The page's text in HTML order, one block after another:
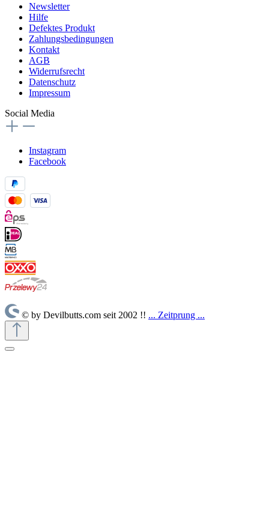
Newsletter
Hilfe
Defektes Produkt
Zahlungsbedingungen
Kontakt
AGB
Widerrufsrecht
Datenschutz
Impressum
Social Media
Instagram
Facebook
© by Devilbutts.com seit 2002 !! ... Zeitprung ...